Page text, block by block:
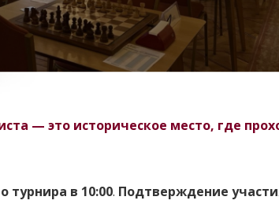
— это историческое место, где
турнира в 10:00. Подтверждение